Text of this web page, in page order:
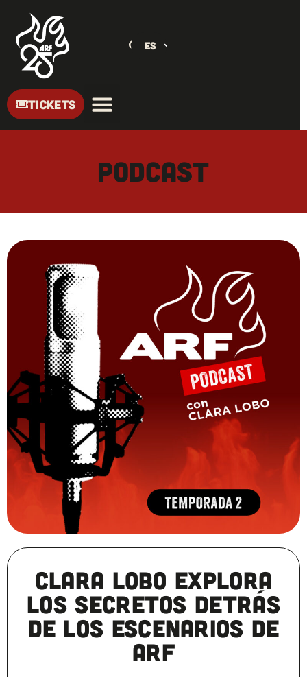
ES
TICKETS
Podcast
Clara Lobo explora
los secretos detrás
de los escenarios de
ARF